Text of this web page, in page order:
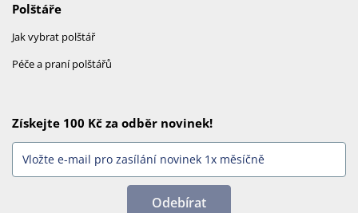
Polštáře
Jak vybrat polštář
Péče a praní polštářů
Získejte 100 Kč za odběr novinek!
Odebírat